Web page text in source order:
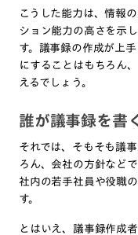
こうした能力は、情報
ション能力の高さを示
す。議事録の作成が上
にすることはもちろん
えるでしょう。
誰が議事録を書
それでは、そもそも議
ろん、会社の方針など
社内の若手社員や役職
す。
とはいえ、議事録作成